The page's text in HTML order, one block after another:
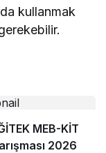
kullanmak
MEB-KİT
2026